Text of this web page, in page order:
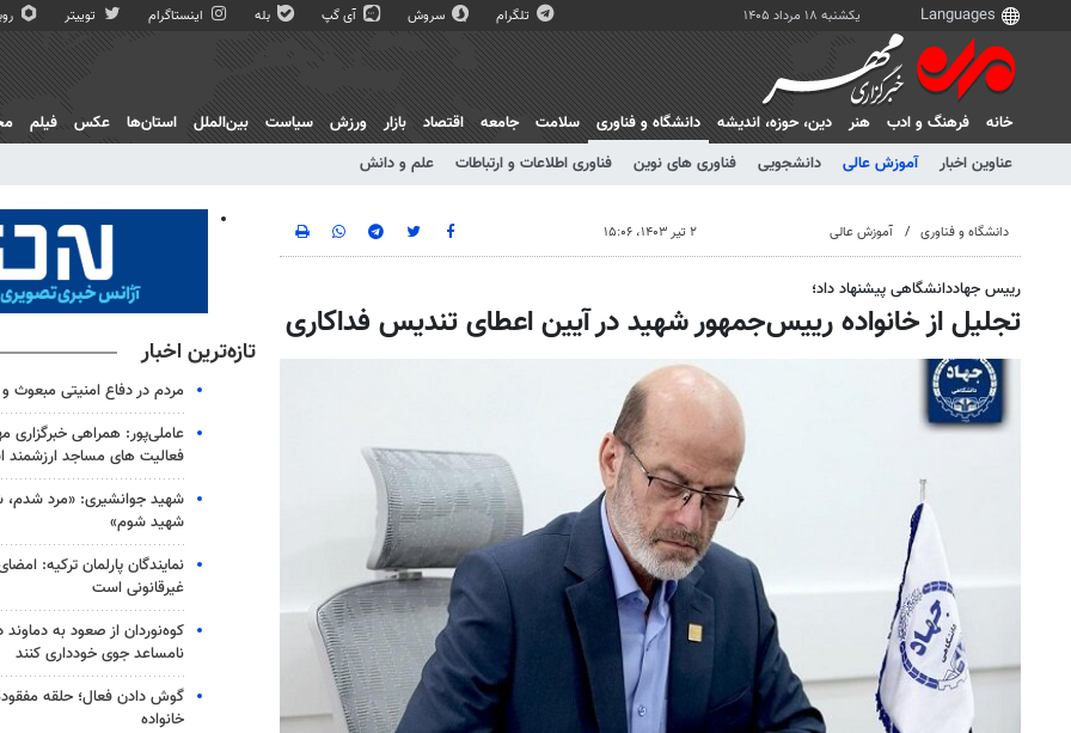
یکشنبه ۱۸ مرداد ۱۴۰۵ تلگرام سروش آی گپ بله اینستاگرام توییتر
خانه فرهنگ و ادب هنر دين، حوزه، انديشه
دانشگاه و فناوری
عناوین اخبار
آموزش عالی دانشجویی فناوری های نوین فناوری اطلاعات و ارتباطات علم و دانش
سلامت جامعه اقتصاد بازار ورزش سیاست بین‌الملل استان‌ها عکس فیلم
دانشگاه و فناوری آموزش عالی ۲ تیر ۱۴۰۳، ۱۵:۰۶
رییس جهاددانشگاهی پیشنهاد داد؛
تجلیل از خانواده رییس‌جمهور شهید در آیین اعطای تندیس فداکاری
تازه‌ترین اخبار
مردم در دفاع امنیتی مبعوث
عاملی‌پور: همراهی خبرگزاری
فعالیت های مساجد
شهید جوانشیری: «مرد شدم،
شهید شوم»
نمایندگان پارلمان ترکیه:
غیرقانونی است
کوه‌نوردان از صعود به دماوند
نامساعد جوی خودداری کنند
گوش دادن فعال؛ حلقه مفقوده
خانواده